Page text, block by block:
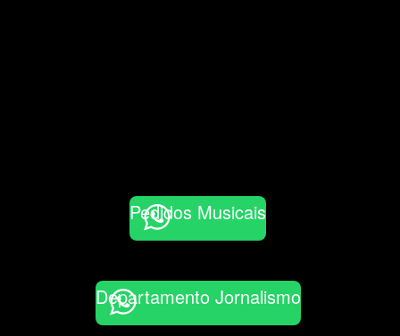
Pedidos Musicais
Departamento Jornalismo